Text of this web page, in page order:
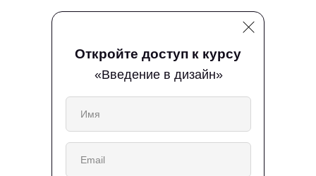
Откройте доступ к курсу
«Введение в дизайн»
Анализ и сегментация ЦА